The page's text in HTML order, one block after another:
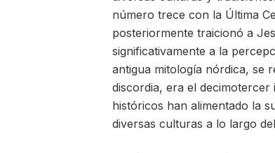
número trece con la Última
posteriormente traicionó a
significativamente a la
antigua mitología nórdica, se
discordia, era el
históricos han alimentado la
diversas culturas a lo largo